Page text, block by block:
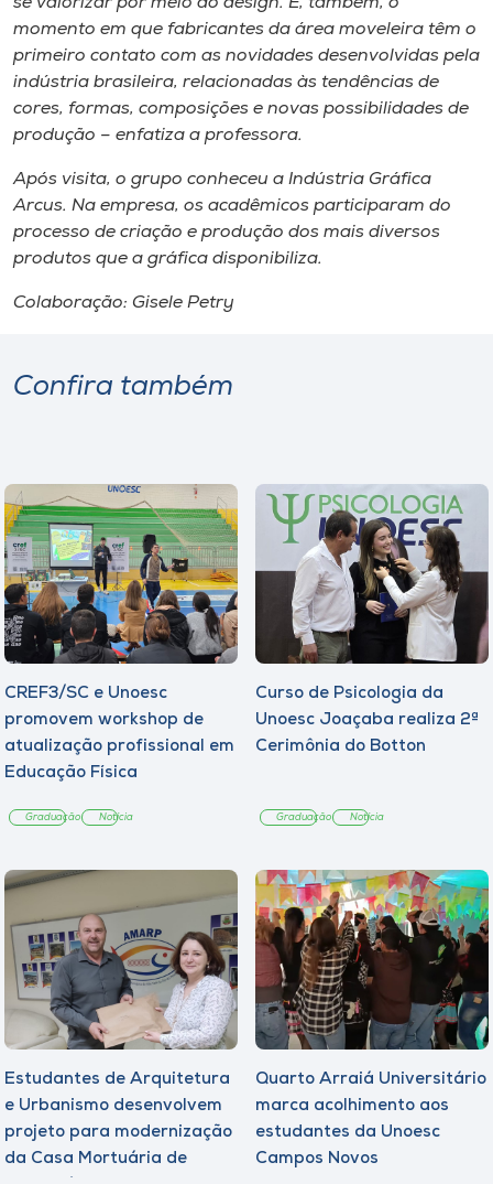
momento em que fabricantes da área moveleira têm o
primeiro contato com as novidades desenvolvidas pela
indústria brasileira, relacionadas às tendências de
cores, formas, composições e novas possibilidades de
produção – enfatiza a professora.
Após visita, o grupo conheceu a Indústria Gráfica
Arcus. Na empresa, os acadêmicos participaram do
processo de criação e produção dos mais diversos
produtos que a gráfica disponibiliza.
Colaboração: Gisele Petry
Confira também
CREF3/SC e Unoesc
promovem workshop de
atualização profissional em
Educação Física
Graduação Notícia
Curso de Psicologia da
Unoesc Joaçaba realiza 2ª
Cerimônia do Botton
Graduação Notícia
Estudantes de Arquitetura
e Urbanismo desenvolvem
projeto para modernização
da Casa Mortuária de
Quarto Arraiá Universitário
marca acolhimento aos
estudantes da Unoesc
Campos Novos